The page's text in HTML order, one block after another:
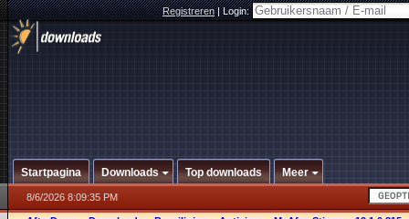
Registreren|Login:
Startpagina Downloads Top downloads Meer
8/6/2026 8:09:35 PM